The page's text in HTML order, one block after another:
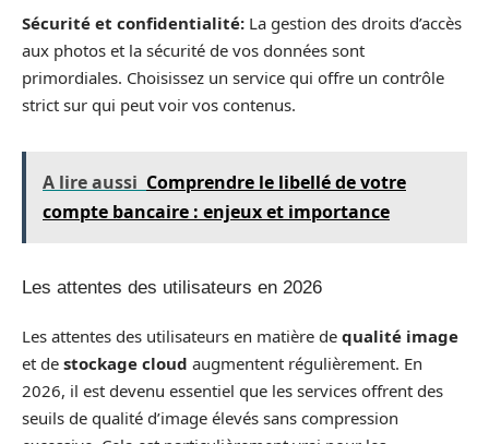
Sécurité et confidentialité: La gestion des droits d’accès
aux photos et la sécurité de vos données sont
primordiales. Choisissez un service qui offre un contrôle
strict sur qui peut voir vos contenus.
A lire aussi Comprendre le libellé de votre
compte bancaire : enjeux et importance
Les attentes des utilisateurs en 2026
Les attentes des utilisateurs en matière de qualité image
et de stockage cloud augmentent régulièrement. En
2026, il est devenu essentiel que les services offrent des
seuils de qualité d’image élevés sans compression